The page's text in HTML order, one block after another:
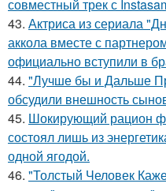
совместный трек с
43. Актриса из сериала
аккола вместе с
официально вступили в
44. "Лучше бы и Дальше
обсудили внешность
45. Шокирующий рацион
состоял лишь из
одной ягодой.
46. "Толстый Человек